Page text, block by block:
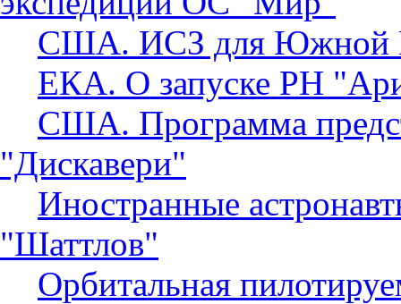
США. ИСЗ для Южной
ЕКА. О запуске РН
США. Программа
"Дискавери"
Иностранные
"Шаттлов"
Орбитальная